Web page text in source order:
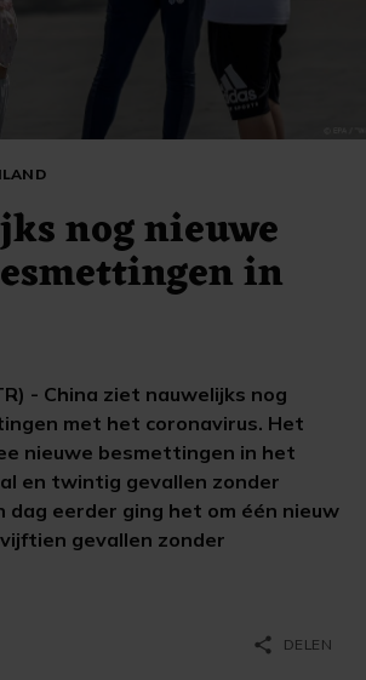
nog nieuwe
in
- China ziet nauwelijks nog
met het coronavirus. Het
nieuwe besmettingen in het
en twintig gevallen zonder
dag eerder ging het om één nieuw
gevallen zonder
share DELEN